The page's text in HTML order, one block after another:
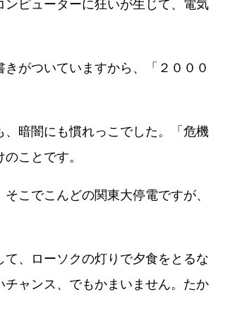
ピューターに狂いが生じて、電気
がついていますから、「２０００
暗闇にも慣れっこでした。「危機
ことです。
こでこんどの関東大停電ですが、
、ローソクの灯りで夕食をとるな
ャンス、でもかまいません。たか